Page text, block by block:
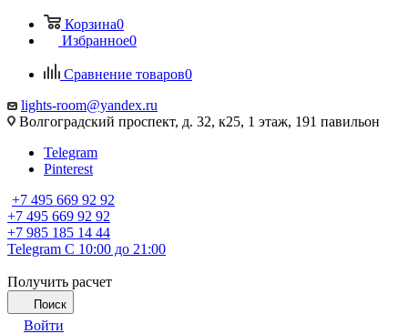
Корзина0
Избранное0
Сравнение товаров0
lights-room@yandex.ru
Волгоградский проспект, д. 32, к25, 1 этаж, 191 павильон
Telegram
Pinterest
+7 495 669 92 92
+7 495 669 92 92
+7 985 185 14 44
Telegram С 10:00 до 21:00
Получить расчет
Поиск
Войти